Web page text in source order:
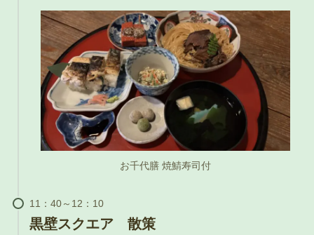
お千代膳 焼鯖寿司付
黒壁スクエア 散策